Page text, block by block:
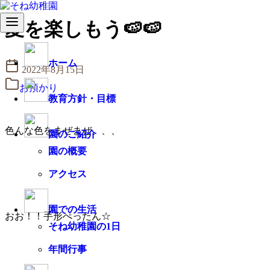
コ
ン
ン
ツ
ホーム
教育方針・目標
園のご紹介
園の概要
アクセス
園での生活
そね幼稚園の1日
年間行事
夏を楽しもう🍉🍉
2022年8月15日
お預かり
色んな色をまぜまぜ、、、
おお！！手形ぺったん☆